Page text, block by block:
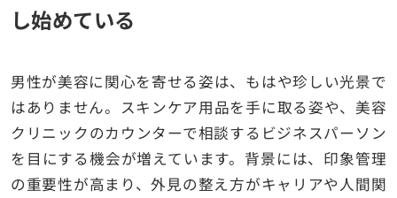
し始めている
男性が美容に関心を寄せる姿は、もはや珍しい光景で
はありません。スキンケア用品を手に取る姿や、美容
クリニックのカウンターで相談するビジネスパーソン
を目にする機会が増えています。背景には、印象管理
の重要性が高まり、外見の整え方がキャリアや人間関